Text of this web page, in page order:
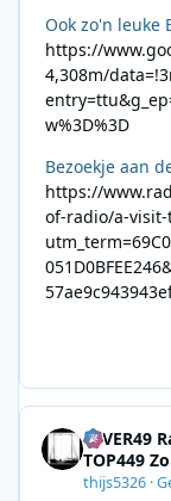
Ook zo'n leuke
https://
4,308m/
w%3D%3D
Bezoekje aan
https://
of-radio/a-visit-
4EVER49
TOP449
thijs5326 ·